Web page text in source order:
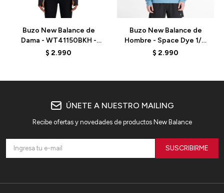
Buzo New Balance de
Dama - WT41150BKH -
BLACK
$ 2.990
Buzo New Balance de
Hombre - Space Dye 1/4
Zip - MT41915SHN - BLUE
$ 2.990
ÚNETE A NUESTRO MAILING
Recibe ofertas y novedades de productos New Balance
SUSCRIBIRME